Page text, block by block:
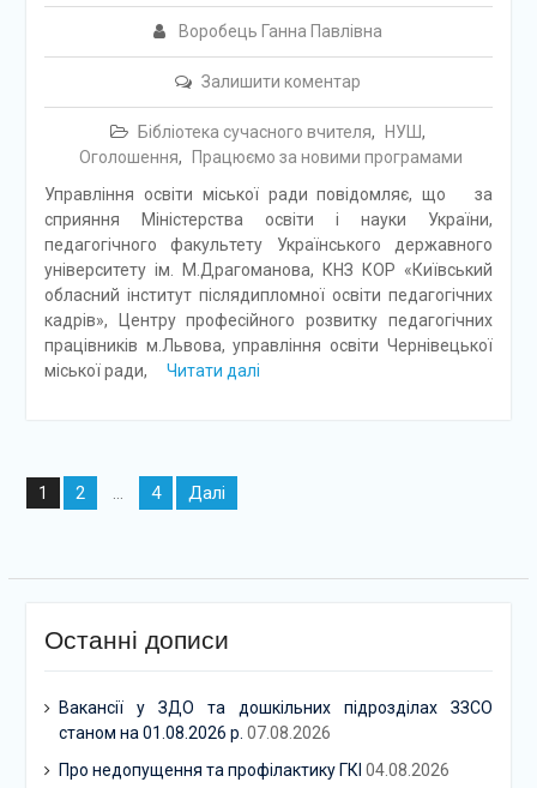
Воробець Ганна Павлівна
Залишити коментар
Бібліотека сучасного вчителя, НУШ,
Оголошення,
Працюємо за новими програмами
Управління освіти міської ради повідомляє, що за
сприяння Міністерства освіти і науки України,
педагогічного факультету Українського державного
університету ім. М.Драгоманова, КНЗ КОР «Київський
обласний інститут післядипломної освіти педагогічних
кадрів», Центру професійного розвитку педагогічних
працівників м.Львова, управління освіти Чернівецької
міської ради,
Читати далі
Навігація
записів
1 2 4 Далі
Останні дописи
Вакансії у ЗДО та дошкільних підрозділах ЗЗСО
станом на 01.08.2026 р. 07.08.2026
Про недопущення та профілактику ГКІ 04.08.2026